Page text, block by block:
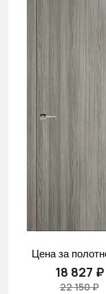
Цена за
18 827 ₽
22 150 ₽